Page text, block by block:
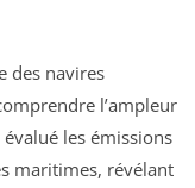
des navires
l’ampleur
les émissions
maritimes, révélant